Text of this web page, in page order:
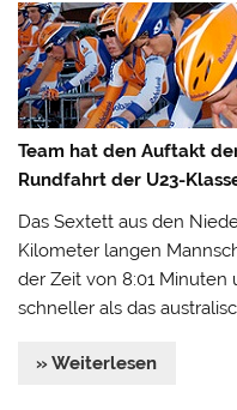
Team hat den Auftakt
Rundfahrt der U23-
Das Sextett aus den
Kilometer langen
der Zeit von 8:01
schneller als das
» Weiterlesen